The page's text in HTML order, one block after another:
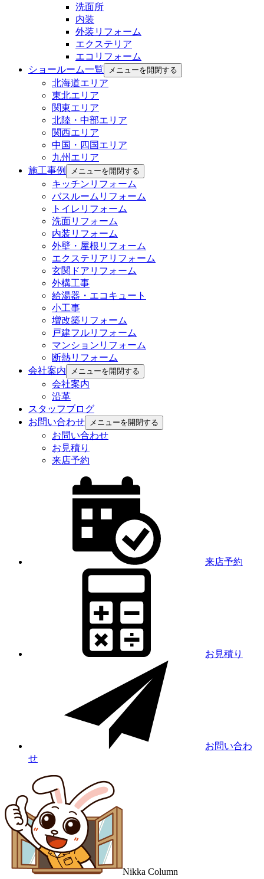
洗面所
内装
外装リフォーム
エクステリア
エコリフォーム
ショールーム一覧
メニューを開閉する
北海道エリア
東北エリア
関東エリア
北陸・中部エリア
関西エリア
中国・四国エリア
九州エリア
施工事例
メニューを開閉する
キッチンリフォーム
バスルームリフォーム
トイレリフォーム
洗面リフォーム
内装リフォーム
外壁・屋根リフォーム
エクステリアリフォーム
玄関ドアリフォーム
外構工事
給湯器・エコキュート
小工事
増改築リフォーム
戸建フルリフォーム
マンションリフォーム
断熱リフォーム
会社案内
メニューを開閉する
会社案内
沿革
スタッフブログ
お問い合わせ
メニューを開閉する
お問い合わせ
お見積り
来店予約
来店予約
お見積り
お問い合わ
せ
Nikka Column